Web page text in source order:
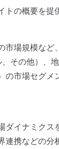
の概要を提
市場規模など
その他）、
市場セグメ
イナミクス
連携などの分